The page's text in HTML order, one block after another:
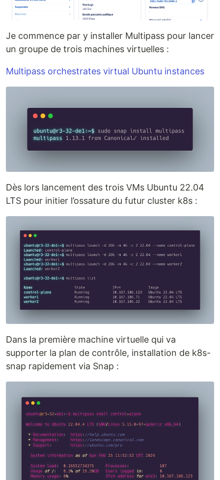
Je commence par y installer Multipass pour lancer
un groupe de trois machines virtuelles :
Multipass orchestrates virtual Ubuntu instances
Dès lors lancement des trois VMs Ubuntu 22.04
LTS pour initier l’ossature du futur cluster k8s :
Dans la première machine virtuelle qui va
supporter la plan de contrôle, installation de k8s-
snap rapidement via Snap :